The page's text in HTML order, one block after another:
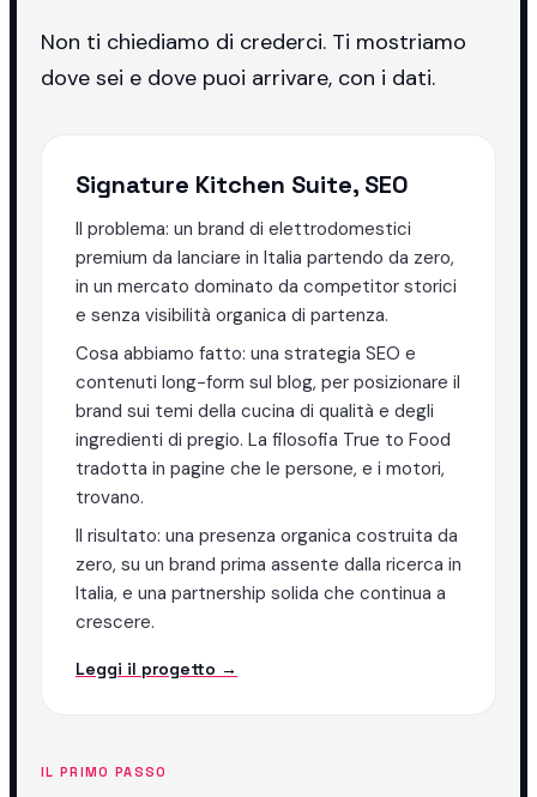
Non ti chiediamo di crederci. Ti mostriamo
dove sei e dove puoi arrivare, con i dati.
Signature Kitchen Suite, SEO
Il problema: un brand di elettrodomestici
premium da lanciare in Italia partendo da zero,
in un mercato dominato da competitor storici
e senza visibilità organica di partenza.
Cosa abbiamo fatto: una strategia SEO e
contenuti long-form sul blog, per posizionare il
brand sui temi della cucina di qualità e degli
ingredienti di pregio. La filosofia True to Food
tradotta in pagine che le persone, e i motori,
trovano.
Il risultato: una presenza organica costruita da
zero, su un brand prima assente dalla ricerca in
Italia, e una partnership solida che continua a
crescere.
Leggi il progetto →
IL PRIMO PASSO